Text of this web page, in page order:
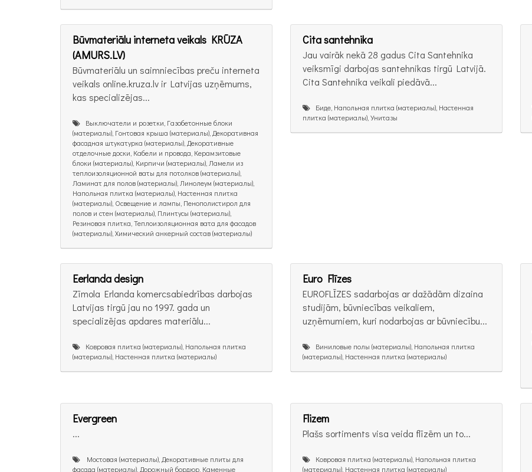
Būvmateriālu interneta veikals KRŪZA
(AMURS.LV)
Būvmateriālu un saimniecības preču interneta
veikals online.kruza.lv ir Latvijas uzņēmums,
kas specializējas...
Выключатели и розетки, Газобетонные блоки
(материалы), Гонтовая крыша (материалы), Декоративная
фасадная штукатурка (материалы), Декоративные
отделочные доски, Кабели и провода, Керамзитовые
блоки (материалы), Кирпичи (материалы), Ламели из
теплоизоляционной ваты для потолков (материалы),
Ламинат для полов (материалы), Линолеум (материалы),
Напольная плитка (материалы), Настенная плитка
(материалы), Освещение и лампы, Пенополистирол для
полов и стен (материалы), Плинтусы (материалы),
Резиновая плитка, Теплоизоляционная вата для фасадов
(материалы), Химический анкерный состав (материалы)
Cita santehnika
Jau vairāk nekā 28 gadus Cita Santehnika
veiksmīgi darbojas santehnikas tirgū Latvijā.
Cita Santehnika veikali piedāvā...
Биде, Напольная плитка (материалы), Настенная
плитка (материалы), Унитазы
Eerlanda design
Zīmola Erlanda komercsabiedrības darbojas
Latvijas tirgū jau no 1997. gada un
specializējas apdares materiālu...
Ковровая плитка (материалы), Напольная плитка
(материалы), Настенная плитка (материалы)
Euro Flīzes
EUROFLĪZES sadarbojas ar dažādām dizaina
studijām, būvniecības veikaliem,
uzņēmumiem, kuri nodarbojas ar būvniecību...
Виниловые полы (материалы), Напольная плитка
(материалы), Настенная плитка (материалы)
Evergreen
...
Mостовая (материалы), Декоративные плиты для
фасада (материалы), Дорожный бордюр, Каменные
Flizem
Plašs sortiments visa veida flīzēm un to...
Ковровая плитка (материалы), Напольная плитка
(материалы), Настенная плитка (материалы)